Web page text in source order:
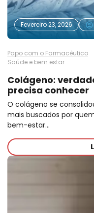
Fevereiro 23, 2026
Papo com o Farmacêutico
Saúde e bem estar
Colágeno:
precisa conhecer
O colágeno se
mais buscados por
bem-estar…